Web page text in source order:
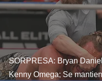
SORPRESA: Bryan
Kenny Omega; Se